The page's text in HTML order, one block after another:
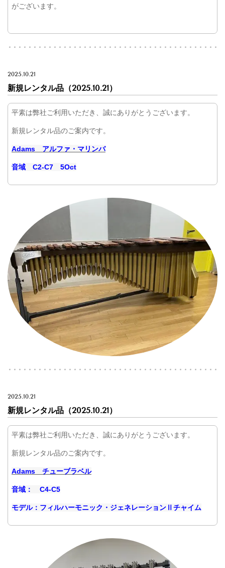
がございます。
2025.10.21
新規レンタル品（2025.10.21）
平素は弊社ご利用いただき、誠にありがとうございます。
新規レンタル品のご案内です。
Adams アルファ・マリンバ
音域 C2-C7 5Oct
2025.10.21
新規レンタル品（2025.10.21）
平素は弊社ご利用いただき、誠にありがとうございます。
新規レンタル品のご案内です。
Adams チューブラベル
音域： C4-C5
モデル：フィルハーモニック・ジェネレーションⅡチャイム